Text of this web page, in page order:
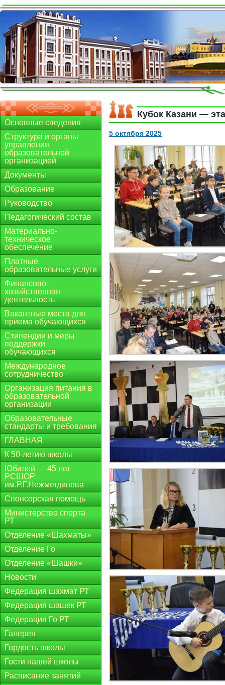
Основные сведения
Структура и органы
управления
образовательной
организацией
Документы
Образование
Руководство
Педагогический состав
Материально-
техническое
обеспечение
Платные
образовательные услуги
Финансово-
хозяйственная
деятельность
Вакантные места для
приема обучающихся
Стипендии и меры
поддержки
обучающихся
Международное
сотрудничество
Организация питания в
образовательной
организации
Образовательные
стандарты и требования
ГЛАВНАЯ
К 50-летию школы
Юбилей — 45 лет
РСШОР
им.Р.Г.Нежметдинова
Спонсорская помощь
Министерство спорта
РТ
Отделение «Шахматы»
Отделение Го
Отделение «Шашки»
Новости
Федерация шахмат РТ
Федерация шашек РТ
Федерация Го РТ
Галерея
Гордость школы
Гости нашей школы
Расписание занятий
Кубок Казани —
5 октября 2025